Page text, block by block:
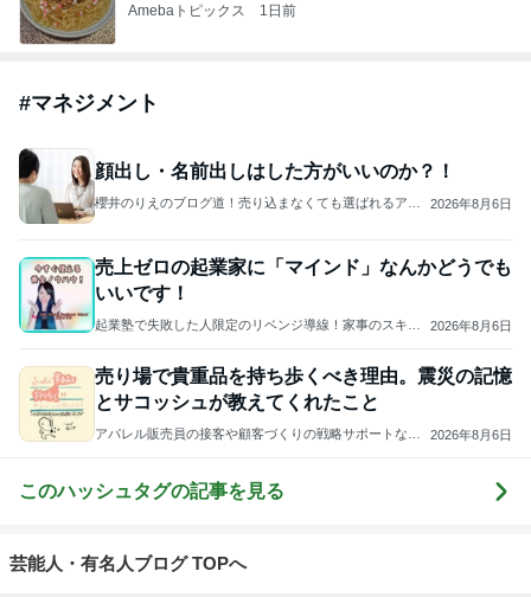
Amebaトピックス 1日前
#マネジメント
顔出し・名前出しはした方がいいのか？！
櫻井のりえのブログ道！売り込まなくても選ばれるアメ
2026年8月6日
売上ゼロの起業家に「マインド」なんかどうでも
いいです！
起業塾で失敗した人限定のリベンジ導線！家事のスキマ1
2026年8月6日
売り場で貴重品を持ち歩くべき理由。震災の記憶
とサコッシュが教えてくれたこと
アパレル販売員の接客や顧客づくりの戦略サポートなら
2026年8月6日
このハッシュタグの記事を見る
芸能人・有名人ブログ TOPへ